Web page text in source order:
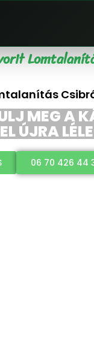
MEG A
ÚJRA
06 70 426 44